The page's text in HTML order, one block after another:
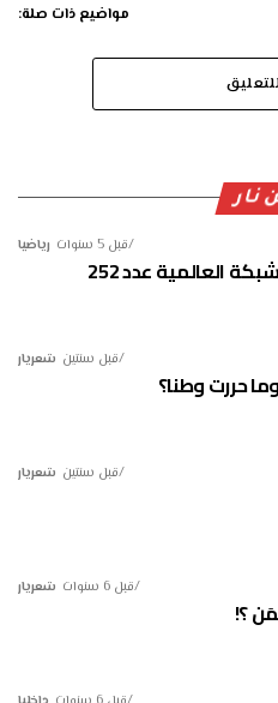
مواضيع ذات صلة:
نار
رياضيا قبل 5 سنوات
العالمية عدد 252
شعريار قبل سنتين
حررت وطنا؟
شعريار قبل سنتين
شعريار قبل 6 سنوات
؟!